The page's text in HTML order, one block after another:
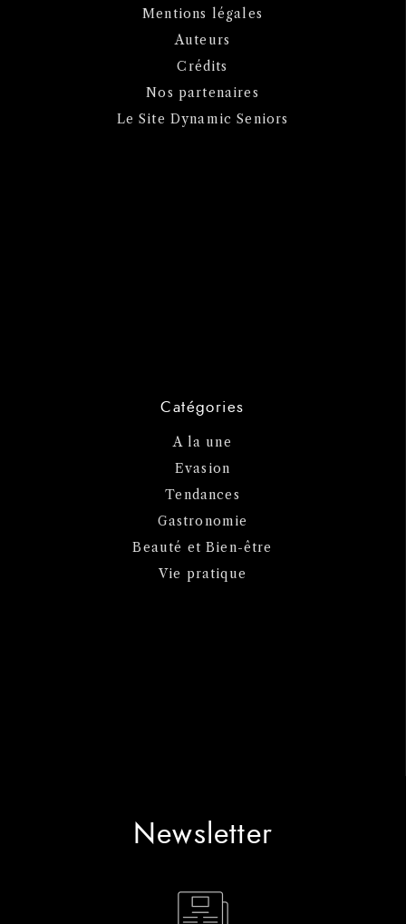
Mentions légales
Auteurs
Crédits
Nos partenaires
Le Site Dynamic Seniors
Catégories
A la une
Evasion
Tendances
Gastronomie
Beauté et Bien-être
Vie pratique
Newsletter